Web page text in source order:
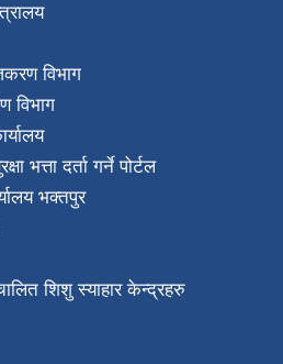
विभाग
विभाग
भत्ता दर्ता गर्ने पोर्टल
भक्तपुर
शिशु स्याहार केन्द्रहरु